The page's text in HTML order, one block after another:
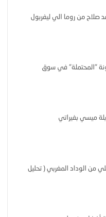
صلاح من روما الي ليفربول
"المحتملة" في سوق
ميسي بفيراتي
من الوداد المغربي ( تحليل